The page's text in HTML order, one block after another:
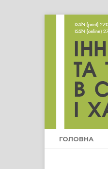
ГОЛОВНА